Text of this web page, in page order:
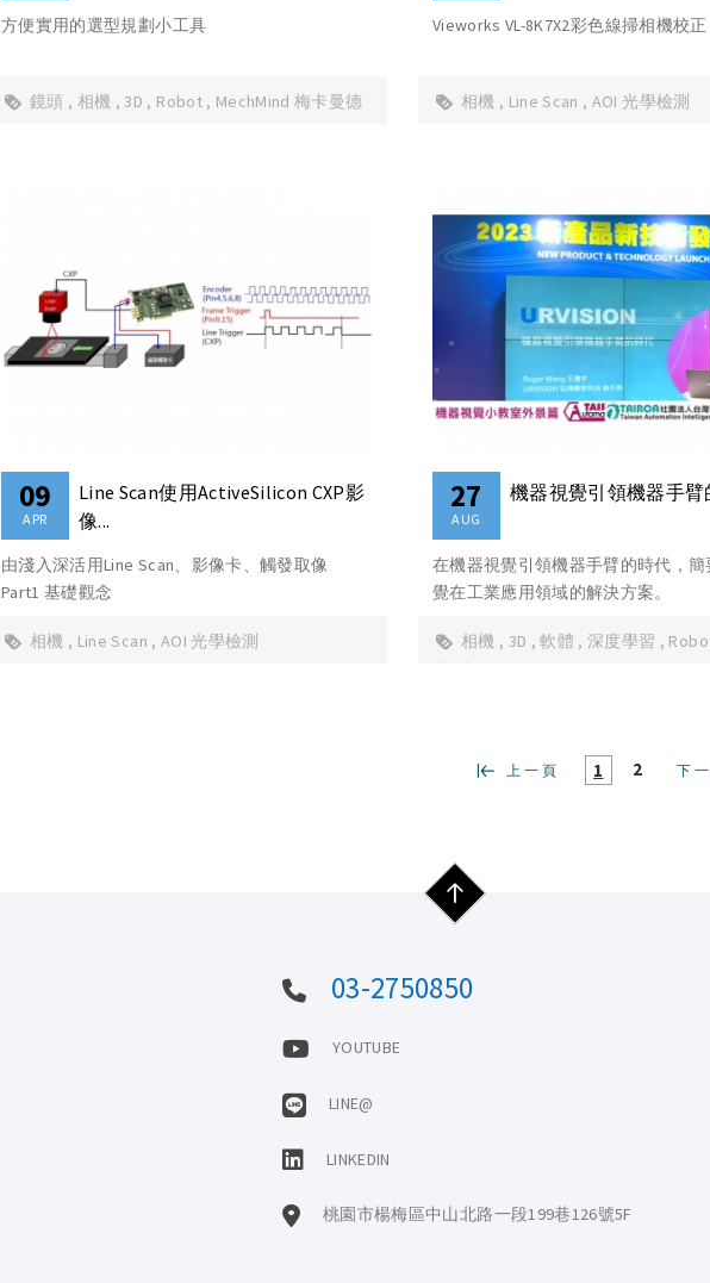
方便實用的選型規劃小工具
鏡頭 相機 3D Robot MechMind 梅卡曼德
Vieworks VL-8K7X2彩色線掃相機校正
相機 Line Scan AOI 光學檢測
09
APR
Line Scan使用ActiveSilicon CXP影
像...
由淺入深活用Line Scan、影像卡、觸發取像
Part1 基礎觀念
相機 Line Scan AOI 光學檢測
27
AUG
機器視覺引領機器手臂
在機器視覺引領機器手臂的時代，簡
覺在工業應用領域的解決方案。
相機 3D 軟體 深度學習
上一頁 1 2 下
03-2750850
YOUTUBE
LINE@
LINKEDIN
桃園市楊梅區中山北路一段199巷126號5F